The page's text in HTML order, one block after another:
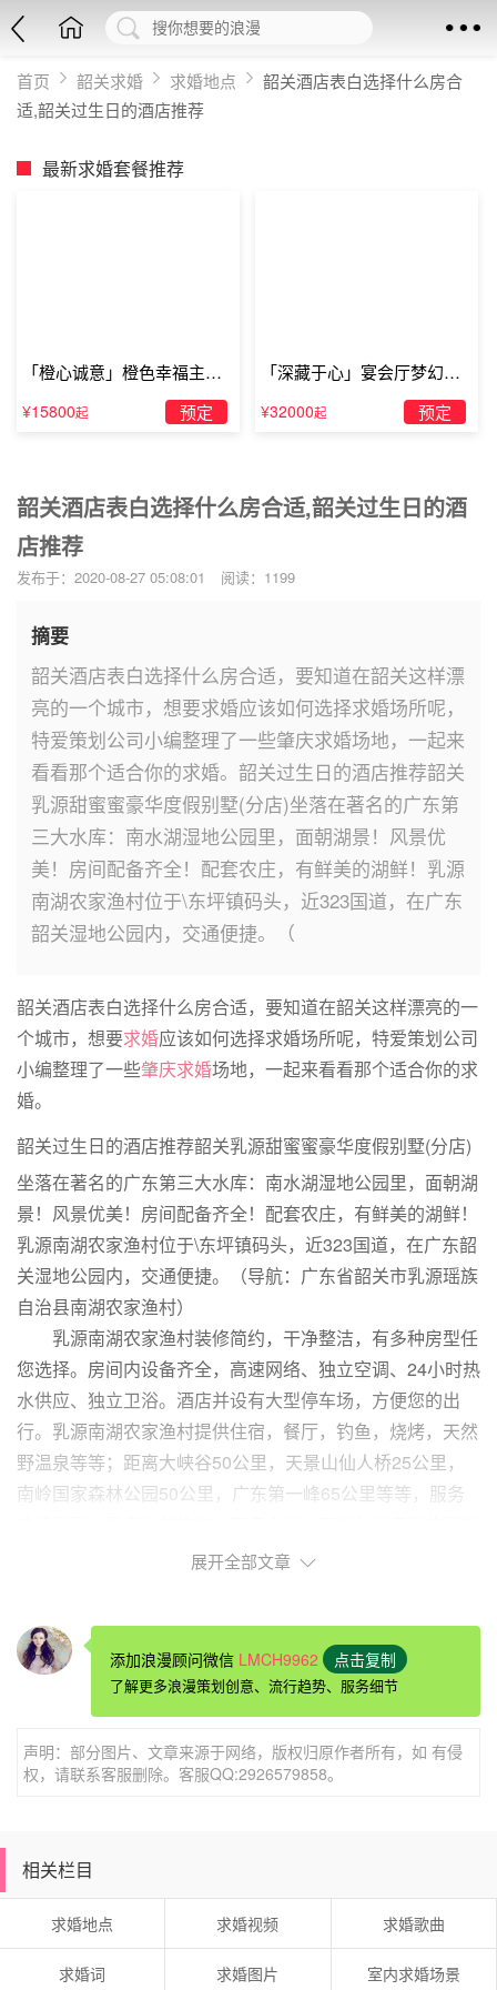
首页 韶关求婚 求婚地点
韶关酒店表白选择什么房合
适,韶关过生日的酒店推荐
最新求婚套餐推荐
「橙心诚意」橙色幸福主题
露台求婚
¥15800起 预定
「深藏于心」宴会厅梦幻主
题求婚仪式
¥32000起 预定
韶关酒店表白选择什么房合适,韶关过生日的酒
店推荐
发布于：2020-08-27 05:08:01 阅读：1199
摘要
韶关酒店表白选择什么房合适，要知道在韶关这样漂
亮的一个城市，想要求婚应该如何选择求婚场所呢，
特爱策划公司小编整理了一些肇庆求婚场地，一起来
看看那个适合你的求婚。韶关过生日的酒店推荐韶关
乳源甜蜜蜜豪华度假别墅(分店)坐落在著名的广东第
三大水库：南水湖湿地公园里，面朝湖景！风景优
美！房间配备齐全！配套农庄，有鲜美的湖鲜！乳源
南湖农家渔村位于\东坪镇码头，近323国道，在广东
韶关湿地公园内，交通便捷。（
韶关酒店表白选择什么房合适，要知道在韶关这样漂亮的一
个城市，想要求婚应该如何选择求婚场所呢，特爱策划公司
小编整理了一些肇庆求婚场地，一起来看看那个适合你的求
婚。
韶关过生日的酒店推荐韶关乳源甜蜜蜜豪华度假别墅(分店)
坐落在著名的广东第三大水库：南水湖湿地公园里，面朝湖
景！风景优美！房间配备齐全！配套农庄，有鲜美的湖鲜！
乳源南湖农家渔村位于\东坪镇码头，近323国道，在广东韶
关湿地公园内，交通便捷。（导航：广东省韶关市乳源瑶族
自治县南湖农家渔村）
乳源南湖农家渔村装修简约，干净整洁，有多种房型任
您选择。房间内设备齐全，高速网络、独立空调、24小时热
水供应、独立卫浴。酒店并设有大型停车场，方便您的出
行。乳源南湖农家渔村提供住宿，餐厅，钓鱼，烧烤，天然
野温泉等等；距离大峡谷50公里，天景山仙人桥25公里，
南岭国家森林公园50公里，广东第一峰65公里等等，服务
韶关酒店表白选择什么房合适新丰流星花园酒店
新丰流星花园酒店位于新丰县丰城大道东52号(汽车客运站
往前300米) ,地理位置优越，毗邻客运站，位于105国道
适，是您商务旅行的好住所！流星花园全体员工热情欢迎您
韶关酒店表白选择什么房合适仁化天蚩湖好客栈
对于想要捕捉仁化城市风采的旅客来说，仁化天蚩湖好客栈
是一个理想的选择。最近的火车站是丹霞山站，距离大约
16km。酒店周边的韶关丹霞山和景温泉是您入住期间休闲
展开全部文章
添加浪漫顾问微信 LMCH9962 点击复制
了解更多浪漫策划创意、流行趋势、服务细节
声明：部分图片、文章来源于网络，版权归原作者所有，如 有侵
权，请联系客服删除。客服QQ:2926579858。
相关栏目
求婚地点 求婚视频 求婚歌曲
求婚词 求婚图片 室内求婚场景